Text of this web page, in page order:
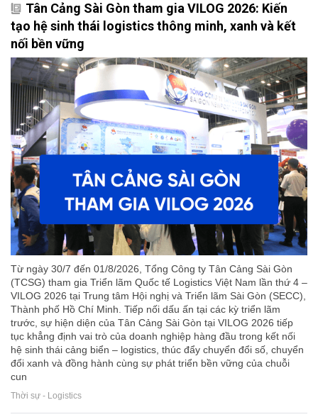
Tân Cảng Sài Gòn tham gia VILOG 2026: Kiến
tạo hệ sinh thái logistics thông minh, xanh và kết
nối bền vững
Từ ngày 30/7 đến 01/8/2026, Tổng Công ty Tân Cảng Sài Gòn
(TCSG) tham gia Triển lãm Quốc tế Logistics Việt Nam lần thứ 4 –
VILOG 2026 tại Trung tâm Hội nghị và Triển lãm Sài Gòn (SECC),
Thành phố Hồ Chí Minh. Tiếp nối dấu ấn tại các kỳ triển lãm
trước, sự hiện diện của Tân Cảng Sài Gòn tại VILOG 2026 tiếp
tục khẳng định vai trò của doanh nghiệp hàng đầu trong kết nối
hệ sinh thái cảng biển – logistics, thúc đẩy chuyển đổi số, chuyển
đổi xanh và đồng hành cùng sự phát triển bền vững của chuỗi
cun
Thời sự - Logistics